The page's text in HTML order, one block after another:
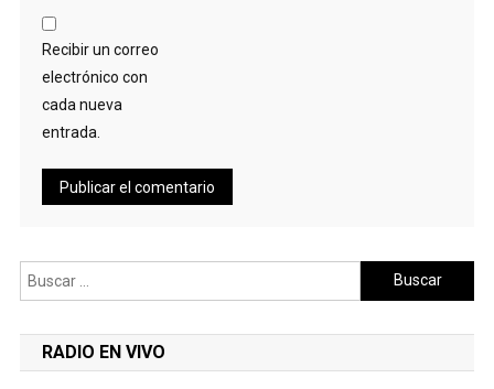
Recibir un correo
electrónico con
cada nueva
entrada.
Buscar:
RADIO EN VIVO